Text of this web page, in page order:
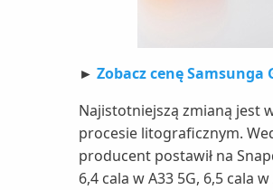
► Zobacz cenę Samsunga
Najistotniejszą zmianą jest
procesie litograficznym.
producent postawił na
6,4 cala w A33 5G, 6,5 cala